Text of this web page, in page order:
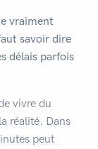
vraiment
savoir dire
délais parfois
vivre du
réalité. Dans
peut